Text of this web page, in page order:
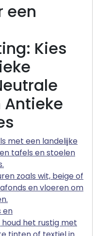
een
Kies
Antieke
met een landelijke
tafels en stoelen
zoals wit, beige of
en vloeren om
en
het rustig met